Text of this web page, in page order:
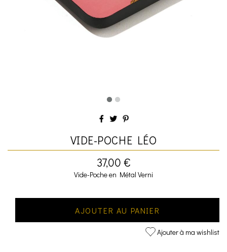
VIDE-POCHE LÉO
37,00 €
Vide-Poche en Métal Verni
AJOUTER AU PANIER
Ajouter à ma wishlist